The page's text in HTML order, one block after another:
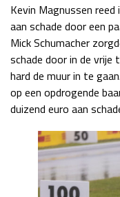
Kevin Magnussen
aan schade door een
Mick Schumacher
schade door in de vrije
hard de muur in te
op een opdrogende
duizend euro aan